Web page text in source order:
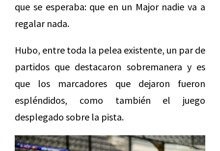
que se esperaba: que en un Major nadie va a
regalar nada.
Hubo, entre toda la pelea existente, un par de
partidos que destacaron sobremanera y es
que los marcadores que dejaron fueron
espléndidos, como también el juego
desplegado sobre la pista.